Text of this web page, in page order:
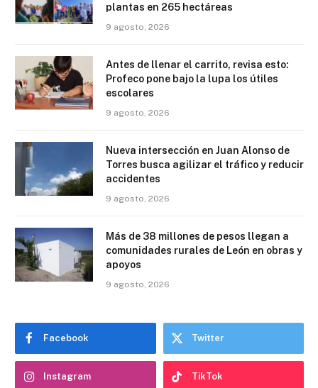
plantas en 265 hectáreas
9 agosto, 2026
Antes de llenar el carrito, revisa esto:
Profeco pone bajo la lupa los útiles
escolares
9 agosto, 2026
Nueva intersección en Juan Alonso de
Torres busca agilizar el tráfico y reducir
accidentes
9 agosto, 2026
Más de 38 millones de pesos llegan a
comunidades rurales de León en obras y
apoyos
9 agosto, 2026
Facebook Twitter
Instagram TikTok